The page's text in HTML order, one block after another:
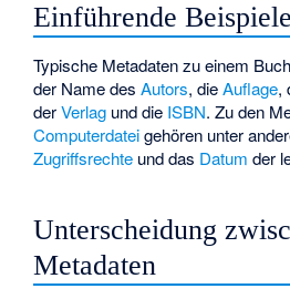
Einführende Beispiele
Typische Metadaten zu einem
der Name desAutors, dieAuflage,
derVerlag und die ISBN. Zu den
Computerdateigehören unter
Zugriffsrechte und das Datum der
Unterscheidung
Metadaten